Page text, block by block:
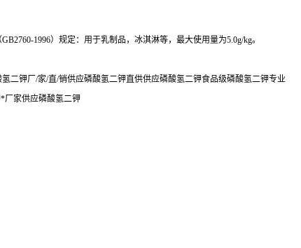
1996）规定：用于乳制品，冰淇淋等，最大使用量为5.0g/kg。
二钾厂/家/直/销供应磷酸氢二钾直供供应磷酸氢二钾食品级磷酸氢二钾专业
厂家供应磷酸氢二钾